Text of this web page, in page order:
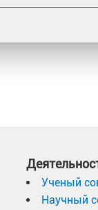
Ученый
Научный